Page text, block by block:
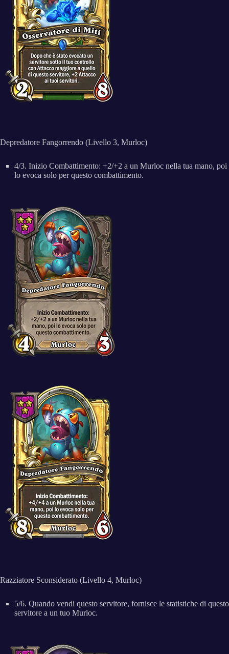
Depredatore Fangorrendo (Livello 3, Murloc)
4/3. Inizio Combattimento: +2/+2 a un Murloc nella tua mano, poi
lo evoca solo per questo combattimento.
Razziatore Sconsiderato (Livello 4, Murloc)
5/6. Quando vendi questo servitore, fornisce le statistiche di questo
servitore a un tuo Murloc.